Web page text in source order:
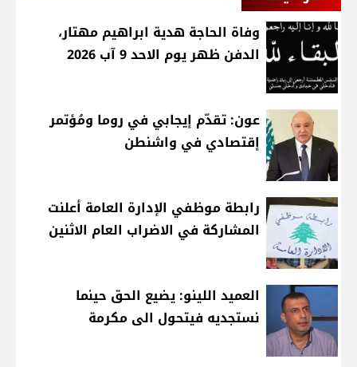
وفاة الحاجة هدية ابراهيم مهتار،
الدفن ظهر يوم الاحد 9 آب 2026
عون: تقدّم إيجابي في روما ومُؤتمر
إقتصادي في واشنطن
رابطة موظفي الإدارة العامة أعلنت
المشاركة في الاضراب العام الاثنين
العميد اللينو: يضيع الحق حينما
نستجديه فيتحول الى مكرمة